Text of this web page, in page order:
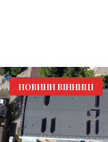
НОВИНИ ВІННИЦІ